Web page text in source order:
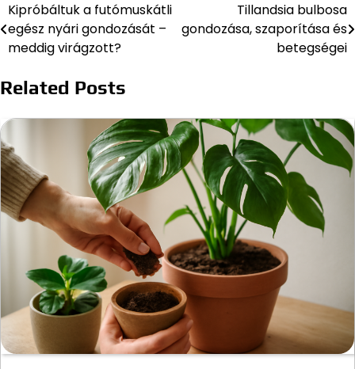
Bejegyzés
navigáció
Kipróbáltuk a futómuskátli
egész nyári gondozását –
meddig virágzott?
Tillandsia bulbosa
gondozása, szaporítása és
betegségei
Related Posts